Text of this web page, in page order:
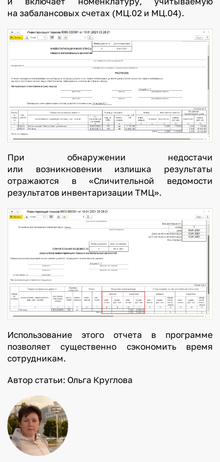
на забалансовых счетах (МЦ.02 и МЦ.04).
При обнаружении недостачи
или возникновении излишка результаты
отражаются в «Сличительной ведомости
результатов инвентаризации ТМЦ».
Использование этого отчета в программе
позволяет существенно сэкономить время
сотрудникам.
Автор статьи: Ольга Круглова